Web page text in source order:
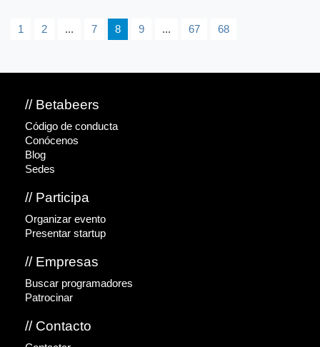
1 2 ... 7 8 9 ... 67 68
// Betabeers
Código de conducta
Conócenos
Blog
Sedes
// Participa
Organizar evento
Presentar startup
// Empresas
Buscar programadores
Patrocinar
// Contacto